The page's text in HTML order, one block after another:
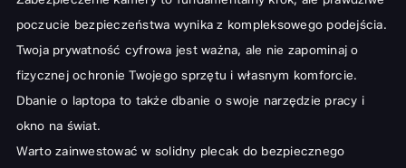
poczucie bezpieczeństwa wynika z kompleksowego podejścia.
Twoja prywatność cyfrowa jest ważna, ale nie zapominaj o
fizycznej ochronie Twojego sprzętu i własnym komforcie.
Dbanie o laptopa to także dbanie o swoje narzędzie pracy i
okno na świat.
Warto zainwestować w solidny plecak do bezpiecznego